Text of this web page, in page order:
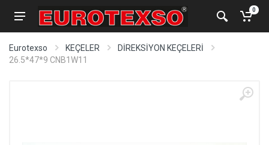
0
Eurotexso KEÇELER
DİREKSİYON KEÇELERİ
26.5*47*9 CNB1W11